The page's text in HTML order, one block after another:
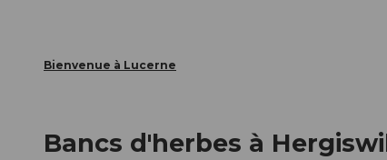
Bienvenue à Lucerne
Bancs d'herbes à